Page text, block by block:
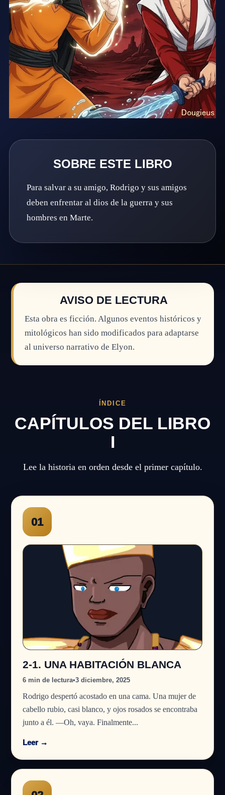
SOBRE ESTE LIBRO
Para salvar a su amigo, Rodrigo y sus amigos
deben enfrentar al dios de la guerra y sus
hombres en Marte.
AVISO DE LECTURA
Esta obra es ficción. Algunos eventos históricos y
mitológicos han sido modificados para adaptarse
al universo narrativo de Elyon.
ÍNDICE
CAPÍTULOS DEL LIBRO
I
Lee la historia en orden desde el primer capítulo.
01
2-1. UNA HABITACIÓN BLANCA
6 min de lectura•3 diciembre, 2025
Rodrigo despertó acostado en una cama. Una mujer de
cabello rubio, casi blanco, y ojos rosados se encontraba
junto a él. —Oh, vaya. Finalmente...
Leer →